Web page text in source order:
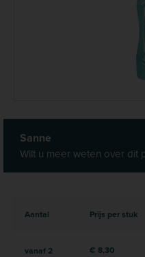
Sanne
Wilt u meer weten over dit
Aantal Prijs per stuk
vanaf 2 € 8,30